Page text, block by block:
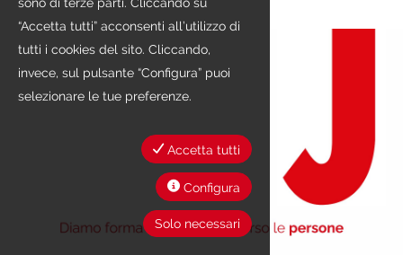
DE
ES
“Accetta tutti” acconsenti all’utilizzo di
tutti i cookies del sito. Cliccando,
invece, sul pulsante “Configura” puoi
selezionare le tue preferenze.
Accetta tutti
Configura
Solo necessari